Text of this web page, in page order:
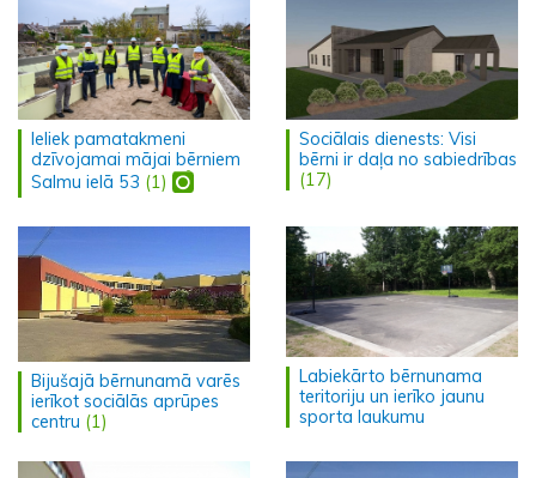
Ieliek pamatakmeni
dzīvojamai mājai bērniem
Salmu ielā 53 (1)
Sociālais dienests: Visi
bērni ir daļa no sabiedrības
(17)
Bijušajā bērnunamā varēs
ierīkot sociālās aprūpes
centru (1)
Labiekārto bērnunama
teritoriju un ierīko jaunu
sporta laukumu